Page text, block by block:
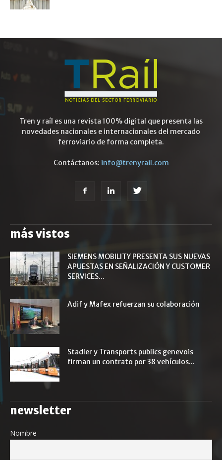
Tren y raíl es una revista 100% digital que presenta las
novedades nacionales e internacionales del mercado
ferroviario de forma completa.
Contáctanos: info@trenyrail.com
más vistos
SIEMENS MOBILITY PRESENTA SUS NUEVAS
APUESTAS EN SEÑALIZACIÓN Y CUSTOMER
SERVICES...
Adif y Mafex refuerzan su colaboración
Stadler y Transports publics genevois
firman un contrato por 38 vehículos...
newsletter
Nombre